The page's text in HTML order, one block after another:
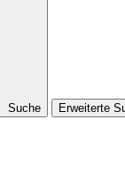
Suche Erweiterte